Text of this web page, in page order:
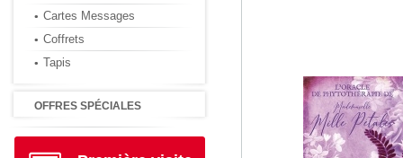
Cartes Messages
Coffrets
Tapis
OFFRES SPÉCIALES